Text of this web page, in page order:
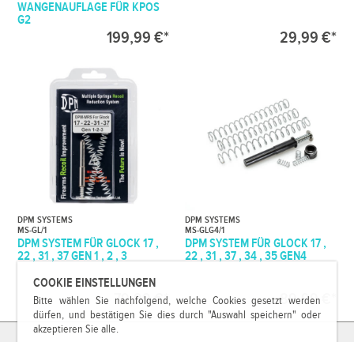
COOKIE EINSTELLUNGEN
Bitte wählen Sie nachfolgend, welche Cookies gesetzt werden
dürfen, und bestätigen Sie dies durch "Auswahl speichern" oder
akzeptieren Sie alle.
WANGENAUFLAGE FÜR KPOS
G2
199,99 €* 29,99 €*
DPM SYSTEMS
MS-GL/1
DPM SYSTEM FÜR GLOCK 17 ,
22 , 31 , 37 GEN 1 , 2 , 3
79,99 €*
DPM SYSTEMS
MS-GLG4/1
DPM SYSTEM FÜR GLOCK 17 ,
22 , 31 , 37 , 34 , 35 GEN4
89,99 €*